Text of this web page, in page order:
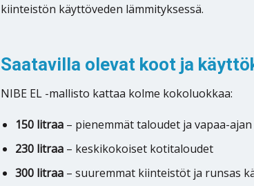
kiinteistön käyttöveden lämmityksessä.
Saatavilla olevat koot ja
NIBE EL -mallisto kattaa kolme kokoluokkaa:
150 litraa– pienemmät taloudet ja vapaa-
230 litraa– keskikokoiset kotitaloudet
300 litraa– suuremmat kiinteistöt ja runsas